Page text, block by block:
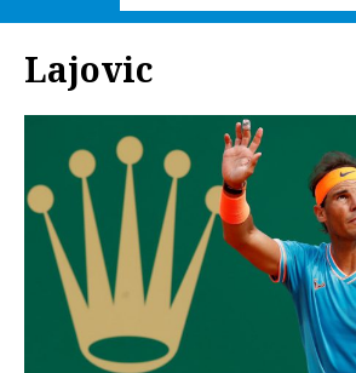
Lajovic